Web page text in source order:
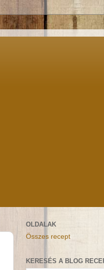
OLDALAK
Összes recept
KERESÉS A BLOG